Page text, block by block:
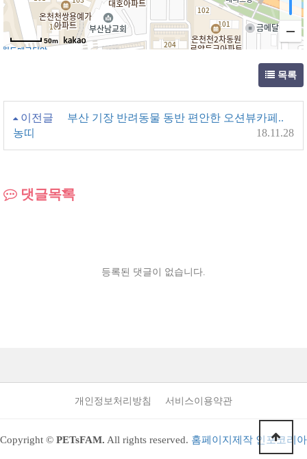
50m
목록
이전글
부산 기장 반려동물 동반 편안한 오션뷰카페..
농띠
18.11.28
댓글목록
등록된 댓글이 없습니다.
개인정보처리방침 서비스이용약관
Copyright © PETsFAM. All rights reserved. 홈페이지제작 인포코리아